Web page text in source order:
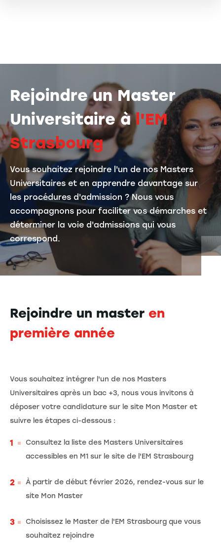
Rejoindre un Master
Universitaire àl'EM
Strasbourg
Vous souhaitez rejoindre l'un de nos Masters
Universitaires et en apprendre davantage sur
les procédures d'admission ? Nous vous
accompagnons pour faciliter vos démarches et
déterminer la voie d'admissions qui vous
correspond.
Rejoindre un master en
première année
Vous souhaitez intégrer l'un de nos Masters
Universitaires après un bac +3, nous vous invitons à
déposer votre candidature sur le site Mon Master et
suivre les étapes ci-dessous :
Consultez la liste des Masters Universitaires
accessibles en M1 sur le site de l'EM Strasbourg
À partir de début février 2026, rendez-vous sur le
site Mon Master
Choisissez le Master de l'EM Strasbourg que vous
souhaitez rejoindre